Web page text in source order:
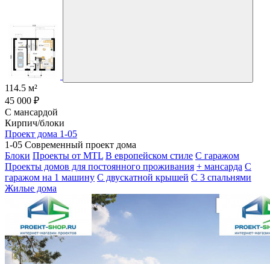
114.5 м²
45 000 ₽
С мансардой
Кирпич/блоки
Проект дома 1-05
1-05 Современный проект дома
Блоки Проекты от MTL В европейском стиле С гаражом
Проекты домов для постоянного проживания + мансарда С
гаражом на 1 машину С двускатной крышей С 3 спальнями
Жилые дома